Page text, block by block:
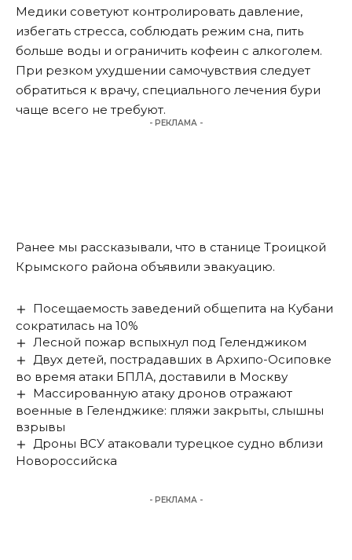
Медики советуют контролировать давление,
избегать стресса, соблюдать режим сна, пить
больше воды и ограничить кофеин с алкоголем.
При резком ухудшении самочувствия следует
обратиться к врачу, специального лечения бури
чаще всего не требуют.
- РЕКЛАМА -
Ранее мы рассказывали, что в станице Троицкой
Крымского района объявили эвакуацию.
Посещаемость заведений общепита на Кубани
сократилась на 10%
Лесной пожар вспыхнул под Геленджиком
Двух детей, пострадавших в Архипо-Осиповке
во время атаки БПЛА, доставили в Москву
Массированную атаку дронов отражают
военные в Геленджике: пляжи закрыты, слышны
взрывы
Дроны ВСУ атаковали турецкое судно вблизи
Новороссийска
- РЕКЛАМА -